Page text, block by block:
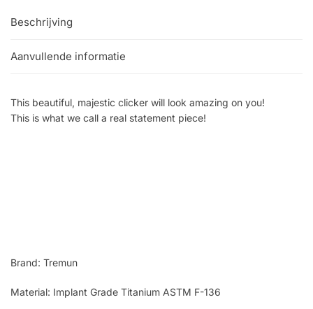
Beschrijving
Aanvullende informatie
This beautiful, majestic clicker will look amazing on you!
This is what we call a real statement piece!
Brand: Tremun
Material: Implant Grade Titanium ASTM F-136